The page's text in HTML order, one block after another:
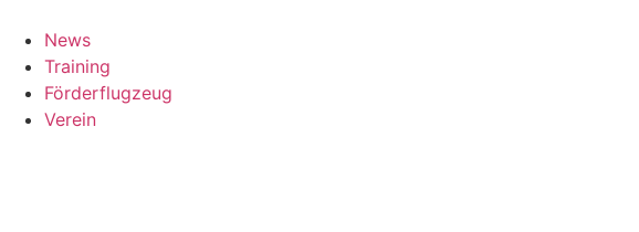
News
Training
Förderflugzeug
Verein